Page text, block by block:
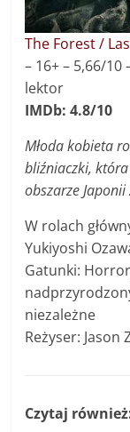
The Forest /
– 16+ – 5,66/10
lektor
IMDb: 4.8/10
Młoda kobieta
bliźniaczki, która
obszarze
W rolach
Yukiyoshi
Gatunki:
niezależne
Reżyser: Jason
Czytaj